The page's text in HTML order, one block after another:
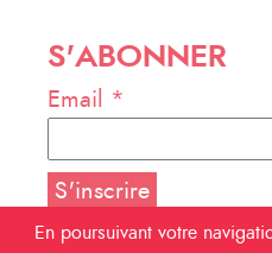
S'ABONNER
Email *
En poursuivant votre